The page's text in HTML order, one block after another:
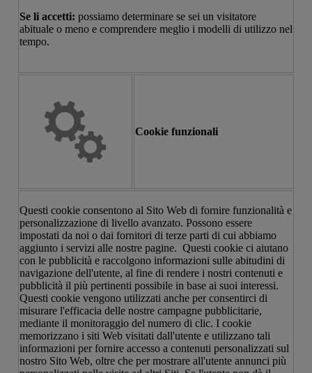
Se li accetti: possiamo determinare se sei un visitatore
abituale o meno e comprendere meglio i modelli di utilizzo nel
tempo.
Cookie funzionali
Questi cookie consentono al Sito Web di fornire funzionalità e
personalizzazione di livello avanzato. Possono essere
impostati da noi o dai fornitori di terze parti di cui abbiamo
aggiunto i servizi alle nostre pagine. Questi cookie ci aiutano
con le pubblicità e raccolgono informazioni sulle abitudini di
navigazione dell'utente, al fine di rendere i nostri contenuti e
pubblicità il più pertinenti possibile in base ai suoi interessi.
Questi cookie vengono utilizzati anche per consentirci di
misurare l'efficacia delle nostre campagne pubblicitarie,
mediante il monitoraggio del numero di clic. I cookie
memorizzano i siti Web visitati dall'utente e utilizzano tali
informazioni per fornire accesso a contenuti personalizzati sul
nostro Sito Web, oltre che per mostrare all'utente annunci più